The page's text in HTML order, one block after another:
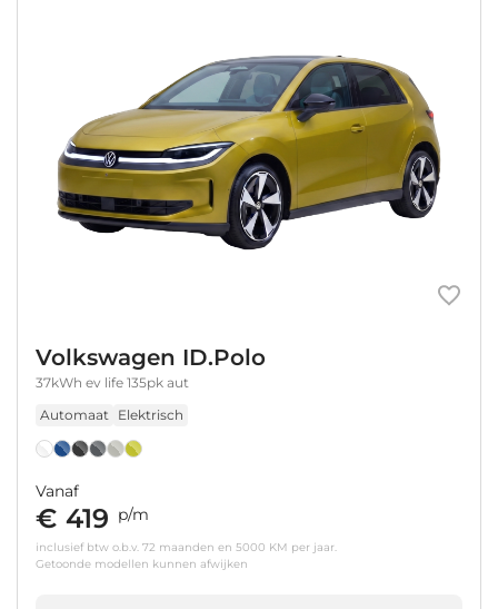
Volkswagen ID.Polo
37kWh ev life 135pk aut
Automaat Elektrisch
Vanaf
€ 419 p/m
inclusief btw o.b.v. 72 maanden en 5000 KM per jaar.
Getoonde modellen kunnen afwijken